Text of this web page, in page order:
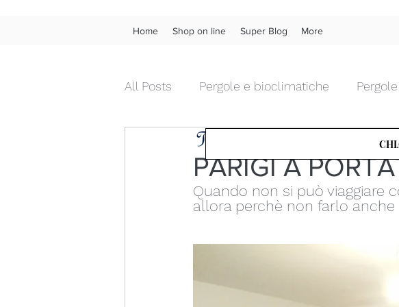
Home Shop on line Super Blog More
All Posts Pergole e bioclimatiche
Tende da interno diritte Tende da
Chiusure da esterni in pvc Chiusure da
Arte e Design
PARIGI A
Quando non si può viaggiare
allora perchè non farlo